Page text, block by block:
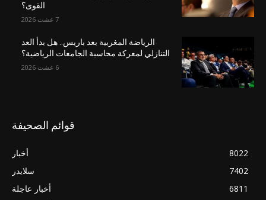
القوى؟
7 غشت 2026
الرياضة المغربية بعد باريس.. هل بدأ العد
التنازلي لمعركة محاسبة الجامعات الرياضية؟
6 غشت 2026
قوائم الصحيفة
أخبار
8022
سلايدر
7402
أخبار عاجلة
6811